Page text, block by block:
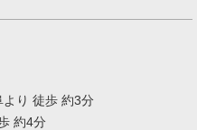
り 徒歩 約3分
約4分